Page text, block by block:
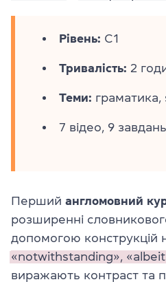
Рівень: C1
Тривалість: 2
Теми:
7 відео, 9 завдань
Перший англомовний
розширенні
допомогою конструкцій
«notwithstanding»,
виражають контраст та